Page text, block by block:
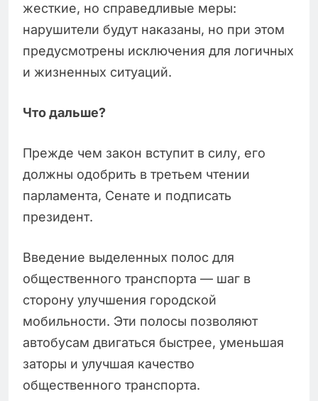
жесткие, но справедливые меры:
нарушители будут наказаны, но при этом
предусмотрены исключения для логичных
и жизненных ситуаций.
Что дальше?
Прежде чем закон вступит в силу, его
должны одобрить в третьем чтении
парламента, Сенате и подписать
президент.
Введение выделенных полос для
общественного транспорта — шаг в
сторону улучшения городской
мобильности. Эти полосы позволяют
автобусам двигаться быстрее, уменьшая
заторы и улучшая качество
общественного транспорта.